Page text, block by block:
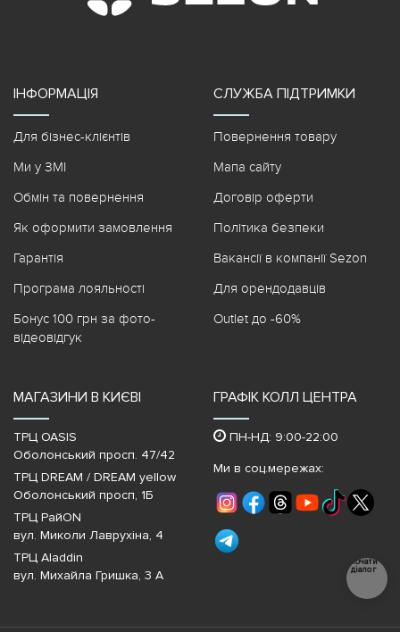
ІНФОРМАЦІЯ
Для бізнес-клієнтів
Ми у ЗМІ
Обмін та повернення
Як оформити замовлення
Гарантія
Програма лояльності
Бонус 100 грн за фото-
відеовідгук
СЛУЖБА ПІДТРИМКИ
Повернення товару
Мапа сайту
Договір оферти
Політика безпеки
Вакансії в компанії Sezon
Для орендодавців
Outlet до -60%
МАГАЗИНИ В КИЄВІ
ТРЦ OASIS
Оболонський просп. 47/42
ТРЦ DREAM / DREAM yellow
Оболонський просп, 1Б
ТРЦ РайON
вул. Миколи Лаврухіна, 4
ТРЦ Aladdin
вул. Михайла Гришка, 3 А
ГРАФІК КОЛЛ ЦЕНТРА
ПН-НД: 9:00-22:00
Ми в соц.мережах:
Почати
діалог